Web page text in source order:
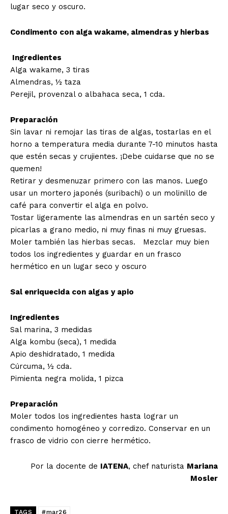
lugar seco y oscuro.
Condimento con alga wakame, almendras y hierbas
Ingredientes
Alga wakame, 3 tiras
Almendras, ½ taza
Perejil, provenzal o albahaca seca, 1 cda.
Preparación
Sin lavar ni remojar las tiras de algas, tostarlas en el
horno a temperatura media durante 7-10 minutos hasta
que estén secas y crujientes. ¡Debe cuidarse que no se
quemen!
Retirar y desmenuzar primero con las manos. Luego
usar un mortero japonés (suribachi) o un molinillo de
café para convertir el alga en polvo.
Tostar ligeramente las almendras en un sartén seco y
picarlas a grano medio, ni muy finas ni muy gruesas.
Moler también las hierbas secas. Mezclar muy bien
todos los ingredientes y guardar en un frasco
hermético en un lugar seco y oscuro
Sal enriquecida con algas y apio
Ingredientes
Sal marina, 3 medidas
Alga kombu (seca), 1 medida
Apio deshidratado, 1 medida
Cúrcuma, ½ cda.
Pimienta negra molida, 1 pizca
Preparación
Moler todos los ingredientes hasta lograr un
condimento homogéneo y corredizo. Conservar en un
frasco de vidrio con cierre hermético.
Por la docente de IATENA, chef naturista Mariana
Mosler
TAGS #mar26